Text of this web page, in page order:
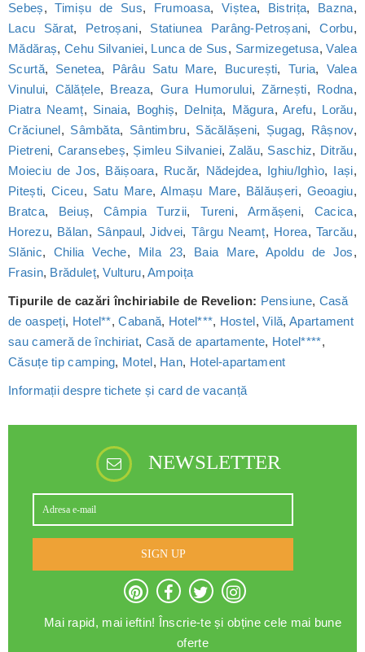
Sebeș,Timișu de Sus, Frumoasa,Viștea, Bistrița, Bazna,
Lacu Sărat, Petroșani, Statiunea Parâng-Petroșani,Corbu,
Mădăraș,Cehu Silvaniei, Lunca de Sus, Sarmizegetusa,Valea
Scurtă, Senetea, Pârâu Satu Mare, București, Turia, Valea
Vinului, Călățele, Breaza, Gura Humorului,Zărnești, Rodna,
Piatra Neamț, Sinaia, Boghiș, Delnița, Măgura,Arefu, Lorău,
Crăciunel, Sâmbăta, Sântimbru, Săcălășeni, Șugag, Râșnov,
Pietreni, Caransebeș, Șimleu Silvaniei,Zalău, Saschiz, Ditrău,
Moieciu de Jos, Băișoara, Rucăr, Nădejdea, Ighiu/Ighìo, Iași,
Pitești,Ciceu, Satu Mare, Almașu Mare, Bălăușeri, Geoagiu,
Bratca, Beiuș, Câmpia Turzii, Tureni, Armășeni, Cacica,
Horezu, Bălan, Sânpaul,Jidvei, Târgu Neamț, Horea, Tarcău,
Slănic, Chilia Veche, Mila 23, Baia Mare,Apoldu de Jos,
Frasin, Brăduleț,Vulturu,Ampoița
Tipurile de cazări închiriabile de Revelion: Pensiune, Casă
de oaspeți, Hotel**,Cabană, Hotel***, Hostel,Vilă, Apartament
sau cameră de închiriat, Casă de apartamente, Hotel****,
Căsuțe tip camping, Motel, Han, Hotel-apartament
Informații despre tichete și card de vacanță
NEWSLETTER
SIGN UP
Mai rapid, mai ieftin! Înscrie-te și obține cele mai bune
oferte